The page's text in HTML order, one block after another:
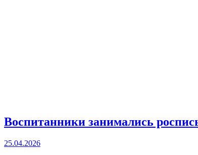
Воспитанники занимались
25.04.2026